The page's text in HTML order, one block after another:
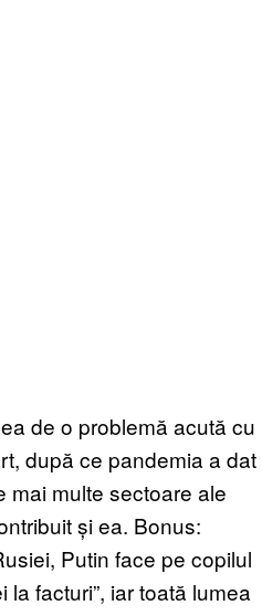
de o problemă acută cu
după ce pandemia a dat
mai multe sectoare ale
și ea. Bonus:
Putin face pe copilul
la facturi”, iar toată lumea